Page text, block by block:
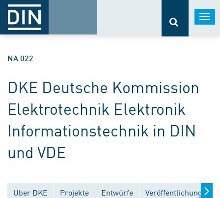
NA 022
DKE Deutsche Kommission
Elektrotechnik Elektronik
Informationstechnik in DIN
und VDE
Über DKE Projekte Entwürfe Veröffentlichungen